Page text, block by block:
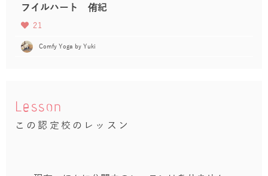
フイルハート 侑紀
21
Comfy Yoga by Yuki
Lesson
この認定校のレッスン